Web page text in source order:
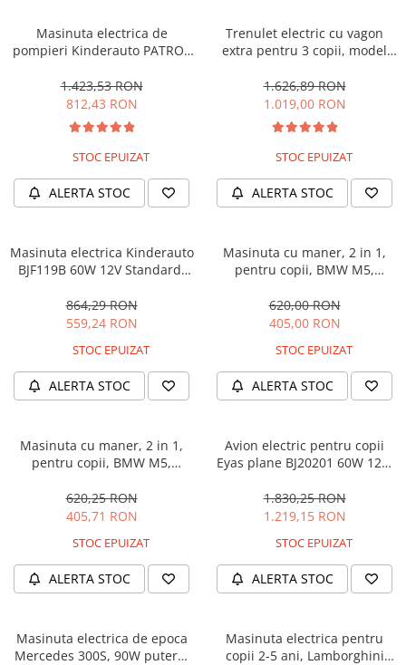
Masinuta electrica de
pompieri Kinderauto PATROL
1.423,53 RON
812,43 RON
STOC EPUIZAT
ALERTA STOC
Trenulet electric cu vagon
extra pentru 3 copii, model
music player, albastru
1.626,89 RON
1.019,00 RON
STOC EPUIZAT
ALERTA STOC
Masinuta electrica Kinderauto
BJF119B 60W 12V Standard,
864,29 RON
559,24 RON
STOC EPUIZAT
ALERTA STOC
Masinuta cu maner, 2 in 1,
pentru copii, BMW M5,
620,00 RON
405,00 RON
STOC EPUIZAT
ALERTA STOC
Masinuta cu maner, 2 in 1,
pentru copii, BMW M5,
620,25 RON
405,71 RON
STOC EPUIZAT
ALERTA STOC
Avion electric pentru copii
Eyas plane BJ20201 60W 12V,
1.830,25 RON
1.219,15 RON
STOC EPUIZAT
ALERTA STOC
Masinuta electrica de epoca
Mercedes 300S, 90W putere,
Masinuta electrica pentru
copii 2-5 ani, Lamborghini